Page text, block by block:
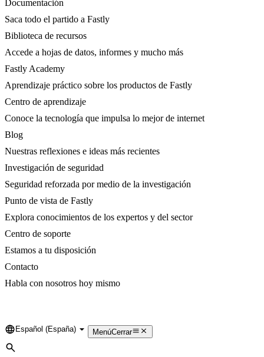
Documentación
Saca todo el partido a Fastly
Biblioteca de recursos
Accede a hojas de datos, informes y mucho más
Fastly Academy
Aprendizaje práctico sobre los productos de Fastly
Centro de aprendizaje
Conoce la tecnología que impulsa lo mejor de internet
Blog
Nuestras reflexiones e ideas más recientes
Investigación de seguridad
Seguridad reforzada por medio de la investigación
Punto de vista de Fastly
Explora conocimientos de los expertos y del sector
Centro de soporte
Estamos a tu disposición
Contacto
Habla con nosotros hoy mismo
Language
Español (España) MenúCerrar
Búsqueda